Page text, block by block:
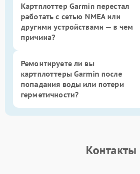
Картплоттер Garmin перестал
работать с сетью NMEA или
другими устройствами — в чем
причина?
Ремонтируете ли вы
картплоттеры Garmin после
попадания воды или потери
герметичности?
Контакты